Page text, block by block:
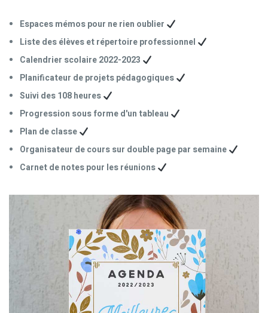
Espaces mémos pour ne rien oublier
Liste des élèves et répertoire professionnel
Calendrier scolaire 2022-2023
Planificateur de projets pédagogiques
Suivi des 108 heures
Progression sous forme d'un tableau
Plan de classe
Organisateur de cours sur double page par semaine
Carnet de notes pour les réunions